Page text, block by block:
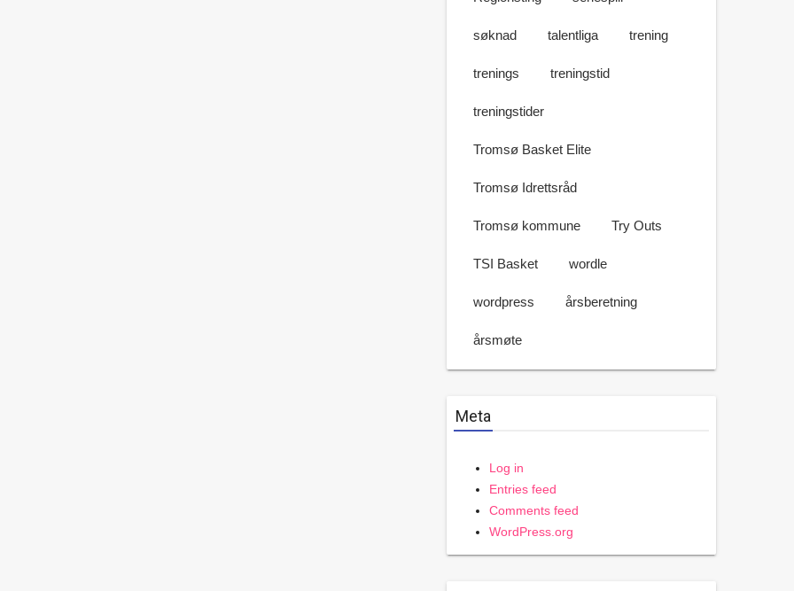
søknad talentliga trening
trenings treningstid
treningstider
Tromsø Basket Elite
Tromsø Idrettsråd
Tromsø kommune Try Outs
TSI Basket wordle
wordpress årsberetning
årsmøte
Meta
Log in
Entries feed
Comments feed
WordPress.org